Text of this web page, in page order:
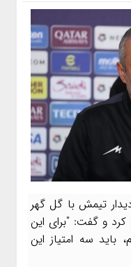
تیمش با گل گهر
کرد و گفت: "برای این
باید سه امتیاز این